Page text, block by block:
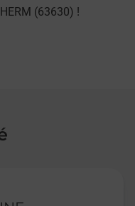
(63630) !